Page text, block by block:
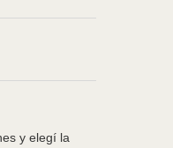
y elegí la